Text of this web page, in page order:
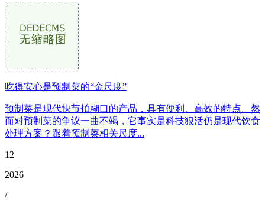
吃得安心是预制菜的“金尺度”
预制菜是现代快节拍糊口的产品，具有便利、高效的特点。然
而对预制菜的争议一曲不竭，它事实是科技狠活仍是现代饮食
处理方案？跟着预制菜相关尺度...
12
2026
/